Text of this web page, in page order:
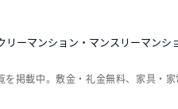
ーマンション・マンスリーマンシ
掲載中。敷金・礼金無料、家具・